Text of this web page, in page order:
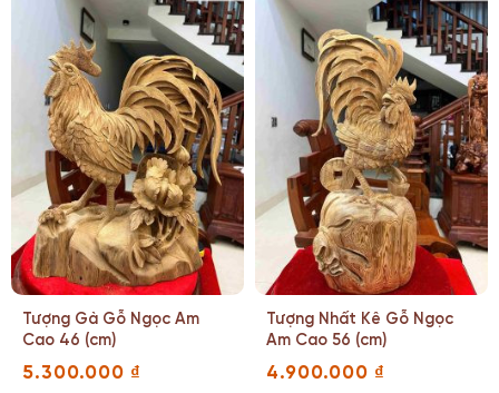
Tượng Gà Gỗ Ngọc Am
Cao 46 (cm)
5.300.000 ₫
Tượng Nhất Kê Gỗ Ngọc
Am Cao 56 (cm)
4.900.000 ₫